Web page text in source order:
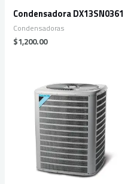
Condensadora DX13SN0361
Condensadoras
$1,200.00